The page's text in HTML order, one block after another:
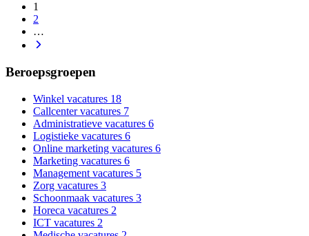
1
2
…
Beroepsgroepen
Winkel vacatures 18
Callcenter vacatures 7
Administratieve vacatures 6
Logistieke vacatures 6
Online marketing vacatures 6
Marketing vacatures 6
Management vacatures 5
Zorg vacatures 3
Schoonmaak vacatures 3
Horeca vacatures 2
ICT vacatures 2